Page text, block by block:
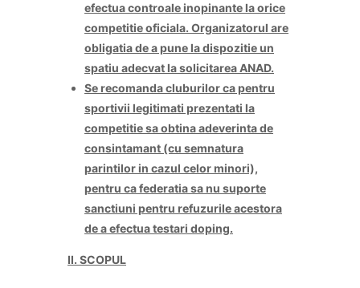
efectua controale inopinante la orice
competitie oficiala. Organizatorul are
obligatia de a pune la dispozitie un
spatiu adecvat la solicitarea ANAD.
Se recomanda cluburilor ca pentru
sportivii legitimati prezentati la
competitie sa obtina adeverinta de
consintamant (cu semnatura
parintilor in cazul celor minori),
pentru ca federatia sa nu suporte
sanctiuni pentru refuzurile acestora
de a efectua testari doping.
II. SCOPUL